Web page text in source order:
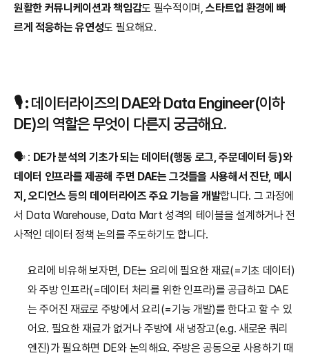
원활한 커뮤니케이션과 책임감도 필수적이며, 스타트업 환경에 빠
르게 적응하는 유연성도 필요해요.
🎙️ : 데이터라이즈의 DAE와 Data Engineer(이하
DE)의 역할은 무엇이 다른지 궁금해요.
🗣️ : DE가 분석의 기초가 되는 데이터(행동 로그, 주문데이터 등)와
데이터 인프라를 제공해 주면 DAE는 그것들을 사용해서 진단, 메시
지, 오디언스 등의 데이터라이즈 주요 기능을 개발합니다. 그 과정에
서 Data Warehouse, Data Mart 성격의 테이블을 설계하거나 전
사적인 데이터 정책 논의를 주도하기도 합니다.
요리에 비유해 보자면, DE는 요리에 필요한 재료(=기초 데이터)
와 주방 인프라(=데이터 처리를 위한 인프라)를 공급하고 DAE
는 주어진 재료로 주방에서 요리(=기능 개발)를 한다고 할 수 있
어요. 필요한 재료가 없거나 주방에 새 냉장고(e.g. 새로운 쿼리
엔진)가 필요하면 DE와 논의해요. 주방은 공동으로 사용하기 때